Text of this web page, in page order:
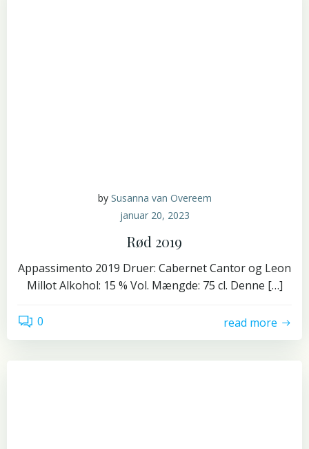
by Susanna van Overeem
januar 20, 2023
Rød 2019
Appassimento 2019 Druer: Cabernet Cantor og Leon
Millot Alkohol: 15 % Vol. Mængde: 75 cl. Denne […]
0 read more